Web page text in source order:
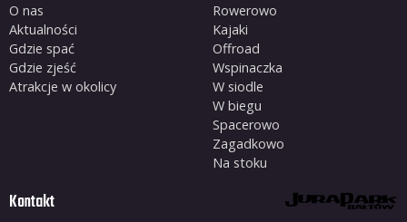
O nas
Aktualności
Gdzie spać
Gdzie zjeść
Atrakcje w okolicy
Rowerowo
Kajaki
Offroad
Wspinaczka
W siodle
W biegu
Spacerowo
Zagadkowo
Na stoku
Kontakt